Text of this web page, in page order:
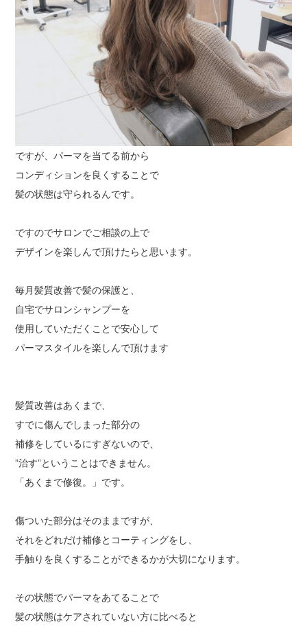
ですが、パーマを当てる前から
コンディションを良くすることで
髪の状態は守られるんです。
ですのでサロンでご相談の上で
デザインを楽しんで頂けたらと思います。
毎月髪質改善で髪の保護と、
自宅でサロンシャンプーを
使用していただくことで安心して
パーマスタイルを楽しんで頂けます
髪質改善はあくまで、
すでに傷んでしまった部分の
補修をしているにすぎないので、
”治す”ということはできません。
「あくまで修復。」です。
傷ついた部分はそのままですが、
それをどれだけ補修とコーティングをし、
手触りを良くすることができるかが大切になります。
その状態でパーマをあてることで
髪の状態はケアされていない方に比べると